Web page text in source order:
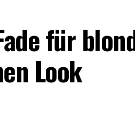
für
Look